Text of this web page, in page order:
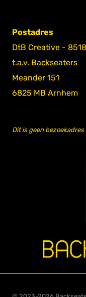
Postadres
DtB Creative - 8518
t.a.v. Backseaters
Meander 151
6825 MB Arnhem
Dit is geen bezoekadres